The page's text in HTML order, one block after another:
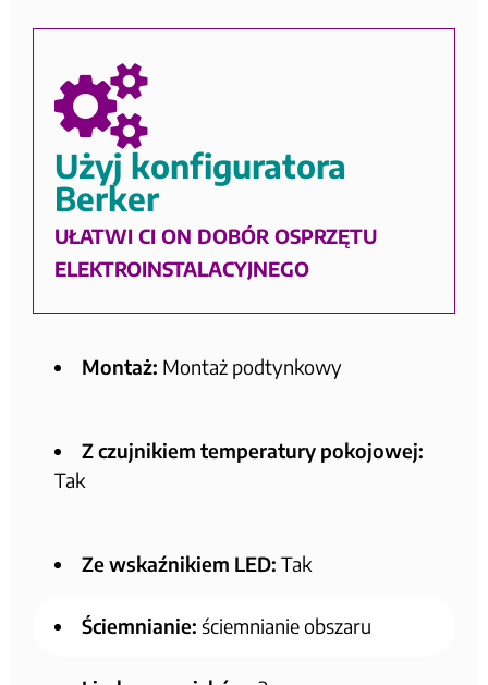
Użyj konfiguratora
Berker
UŁATWI CI ON DOBÓR OSPRZĘTU
ELEKTROINSTALACYJNEGO
Montaż: Montaż podtynkowy
Z czujnikiem temperatury pokojowej:
Tak
Ze wskaźnikiem LED: Tak
Ściemnianie: ściemnianie obszaru